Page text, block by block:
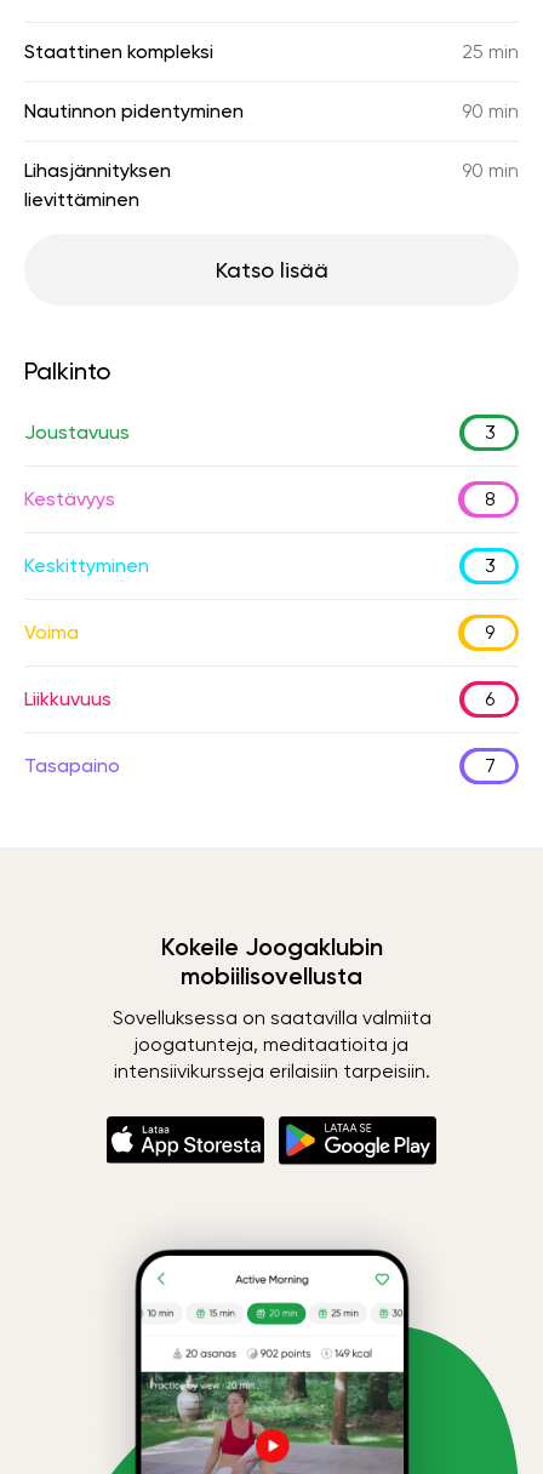
Staattinen kompleksi 25 min
Nautinnon pidentyminen 90 min
Lihasjännityksen
lievittäminen
90 min
Katso lisää
Palkinto
Joustavuus 3
Kestävyys 8
Keskittyminen 3
Voima 9
Liikkuvuus 6
Tasapaino 7
Kokeile Joogaklubin
mobiilisovellusta
Sovelluksessa on saatavilla valmiita
joogatunteja, meditaatioita ja
intensiivikursseja erilaisiin tarpeisiin.